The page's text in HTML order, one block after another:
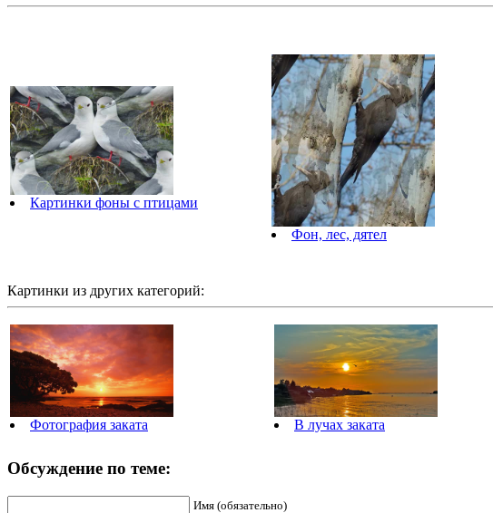
Картинки фоны с птицами
Фон, лес, дятел
Картинки из других категорий:
Фотография заката В лучах заката
Обсуждение по теме:
Имя (обязательно)